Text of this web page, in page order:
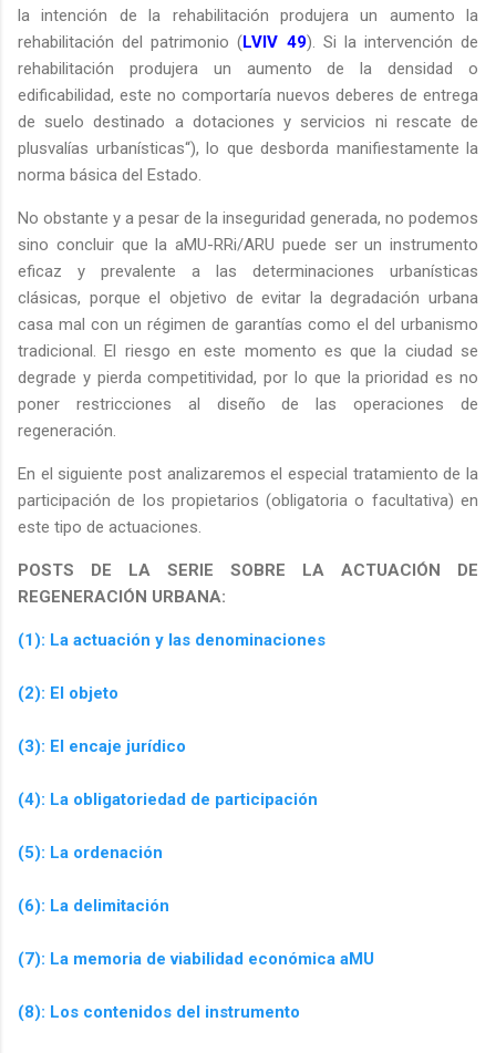
la intención de la rehabilitación produjera un aumento la
rehabilitación del patrimonio (LVIV 49). Si la intervención de
rehabilitación produjera un aumento de la densidad o
edificabilidad, este no comportaría nuevos deberes de entrega
de suelo destinado a dotaciones y servicios ni rescate de
plusvalías urbanísticas“), lo que desborda manifiestamente la
norma básica del Estado.
No obstante y a pesar de la inseguridad generada, no podemos
sino concluir que la aMU-RRi/ARU puede ser un instrumento
eficaz y prevalente a las determinaciones urbanísticas
clásicas, porque el objetivo de evitar la degradación urbana
casa mal con un régimen de garantías como el del urbanismo
tradicional. El riesgo en este momento es que la ciudad se
degrade y pierda competitividad, por lo que la prioridad es no
poner restricciones al diseño de las operaciones de
regeneración.
En el siguiente post analizaremos el especial tratamiento de la
participación de los propietarios (obligatoria o facultativa) en
este tipo de actuaciones.
POSTS DE LA SERIE SOBRE LA ACTUACIÓN DE
REGENERACIÓN URBANA:
(1): La actuación y las denominaciones
(2): El objeto
(3): El encaje jurídico
(4): La obligatoriedad de participación
(5): La ordenación
(6): La delimitación
(7): La memoria de viabilidad económica aMU
(8): Los contenidos del instrumento